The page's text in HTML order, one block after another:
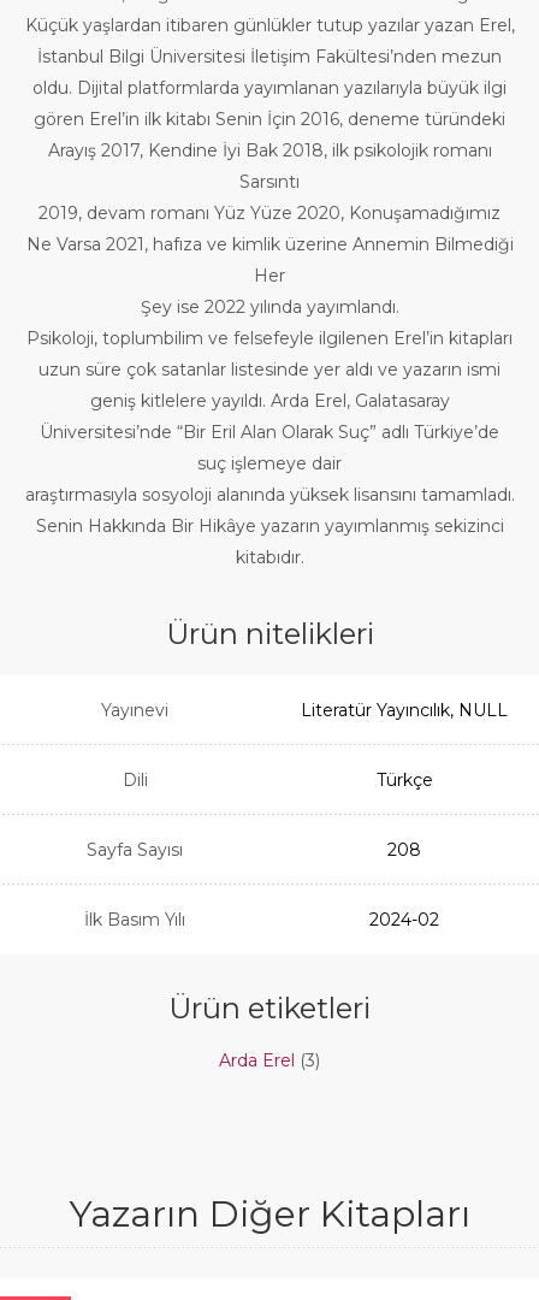
Küçük yaşlardan itibaren günlükler tutup yazılar yazan Erel,
İstanbul Bilgi Üniversitesi İletişim Fakültesi’nden mezun
oldu. Dijital platformlarda yayımlanan yazılarıyla büyük ilgi
gören Erel’in ilk kitabı Senin İçin 2016, deneme türündeki
Arayış 2017, Kendine İyi Bak 2018, ilk psikolojik romanı
Sarsıntı
2019, devam romanı Yüz Yüze 2020, Konuşamadığımız
Ne Varsa 2021, hafıza ve kimlik üzerine Annemin Bilmediği
Her
Şey ise 2022 yılında yayımlandı.
Psikoloji, toplumbilim ve felsefeyle ilgilenen Erel’in kitapları
uzun süre çok satanlar listesinde yer aldı ve yazarın ismi
geniş kitlelere yayıldı. Arda Erel, Galatasaray
Üniversitesi’nde “Bir Eril Alan Olarak Suç” adlı Türkiye’de
suç işlemeye dair
araştırmasıyla sosyoloji alanında yüksek lisansını tamamladı.
Senin Hakkında Bir Hikâye yazarın yayımlanmış sekizinci
kitabıdır.
Ürün nitelikleri
Yayınevi Literatür Yayıncılık, NULL
Dili Türkçe
Sayfa Sayısı 208
İlk Basım Yılı 2024-02
Ürün etiketleri
Arda Erel (3)
Yazarın Diğer Kitapları